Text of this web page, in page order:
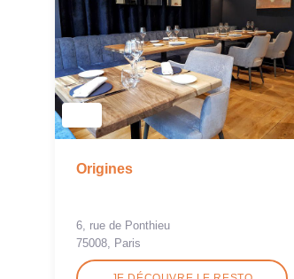
Origines
6, rue de Ponthieu
75008, Paris